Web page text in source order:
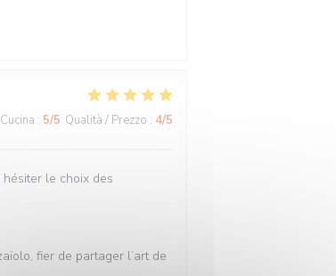
Cucina : 5/5 Qualità / Prezzo : 4/5
le choix des
fier de partager l’art de